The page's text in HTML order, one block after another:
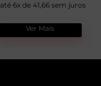
6x de 41,66 sem juros
Ver Mais